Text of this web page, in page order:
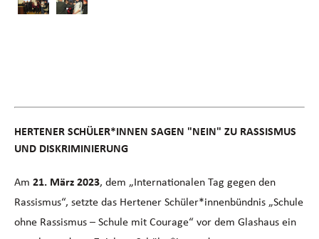
HERTENER SCHÜLER*INNEN SAGEN "NEIN" ZU RASSISMUS
UND DISKRIMINIERUNG
Am 21. März 2023, dem „Internationalen Tag gegen den
Rassismus“, setzte das Hertener Schüler*innenbündnis „Schule
ohne Rassismus – Schule mit Courage“ vor dem Glashaus ein